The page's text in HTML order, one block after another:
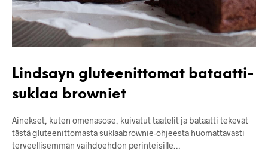
Lindsayn gluteenittomat bataatti-
suklaa browniet
Ainekset, kuten omenasose, kuivatut taatelit ja bataatti tekevät
tästä gluteenittomasta suklaabrownie-ohjeesta huomattavasti
terveellisemmän vaihdoehdon perinteisille…